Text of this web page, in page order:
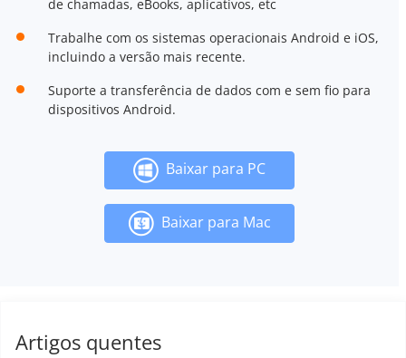
de chamadas, eBooks, aplicativos, etc
Trabalhe com os sistemas operacionais Android e iOS,
incluindo a versão mais recente.
Suporte a transferência de dados com e sem fio para
dispositivos Android.
Baixar para PC
Baixar para Mac
Artigos quentes